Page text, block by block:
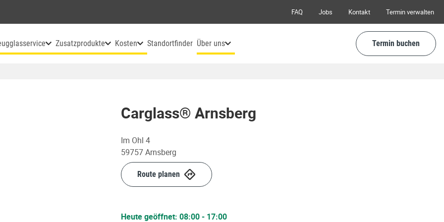
Termin verwalten
Kontakt
Jobs
FAQ
Zusatzprodukte Kosten Standortfinder Über uns Termin buchen
Carglass® Arnsberg
Im Ohl 4
59757Arnsberg
Route planen
Heute geöffnet: 08:00- 17:00